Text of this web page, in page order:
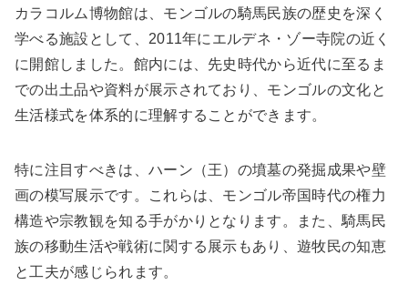
カラコルム博物館は、モンゴルの騎馬民族の歴史を深く
学べる施設として、2011年にエルデネ・ゾー寺院の近く
に開館しました。館内には、先史時代から近代に至るま
での出土品や資料が展示されており、モンゴルの文化と
生活様式を体系的に理解することができます。
特に注目すべきは、ハーン（王）の墳墓の発掘成果や壁
画の模写展示です。これらは、モンゴル帝国時代の権力
構造や宗教観を知る手がかりとなります。また、騎馬民
族の移動生活や戦術に関する展示もあり、遊牧民の知恵
と工夫が感じられます。